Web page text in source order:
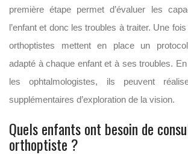
première étape permet d’évaluer les
l’enfant et donc les troubles à traiter. Une
orthoptistes mettent en place un
adapté à chaque enfant et à ses troubles.
les ophtalmologistes, ils peuvent
supplémentaires d’exploration de la vision.
Quels enfants ont besoin de
orthoptiste ?